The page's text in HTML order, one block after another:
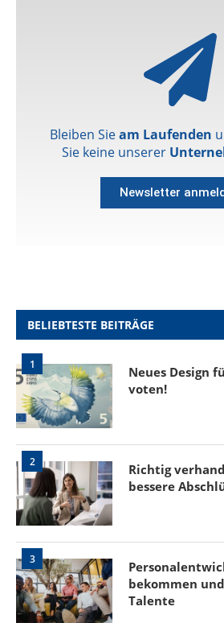
Bleiben Sieam Laufenden
Sie keine unserer
Newsletter
BELIEBTESTE BEITRÄGE
1
Neues Design
voten!
2
Richtig
bessere
3
bekommen
Talente